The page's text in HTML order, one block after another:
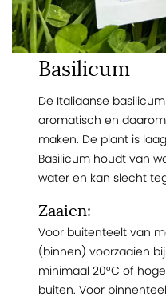
Basilicum
De Italiaanse basilicum
aromatisch en
maken. De plant is
Basilicum houdt van
water en kan slecht
Zaaien:
Voor buitenteelt van
(binnen) voorzaaien
minimaal 20°C of
buiten. Voor